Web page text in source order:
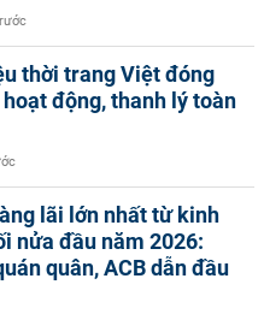
thời trang Việt đóng
động, thanh lý toàn
lãi lớn nhất từ kinh
nửa đầu năm 2026:
quân, ACB dẫn đầu